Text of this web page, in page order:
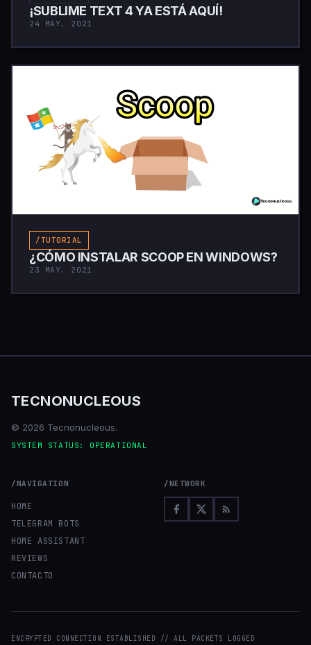
¡SUBLIME TEXT 4 YA ESTÁ AQUÍ!
24 MAY. 2021
/TUTORIAL
¿CÓMO INSTALAR SCOOP EN WINDOWS?
23 MAY. 2021
TECNONUCLEOUS
© 2026 Tecnonucleous.
SYSTEM STATUS: OPERATIONAL
/NAVIGATION
HOME
TELEGRAM BOTS
HOME ASSISTANT
REVIEWS
CONTACTO
/NETWORK
ENCRYPTED CONNECTION ESTABLISHED // ALL PACKETS LOGGED